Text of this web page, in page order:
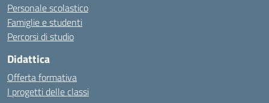
Personale scolastico
Famiglie e studenti
Percorsi di studio
Didattica
Offerta formativa
I progetti delle classi